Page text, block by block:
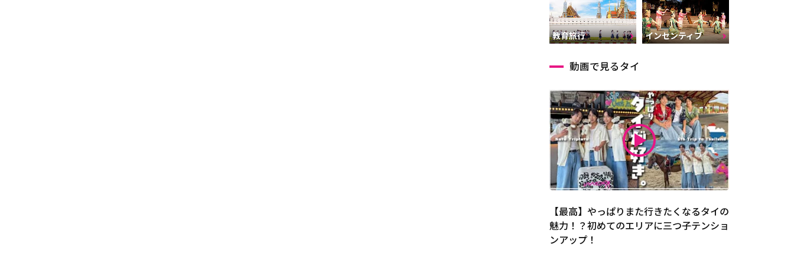
教育旅行 インセンティブ
動画で見るタイ
【最高】やっぱりまた行きたくなるタイの
魅力！？初めてのエリアに三つ子テンショ
ンアップ！